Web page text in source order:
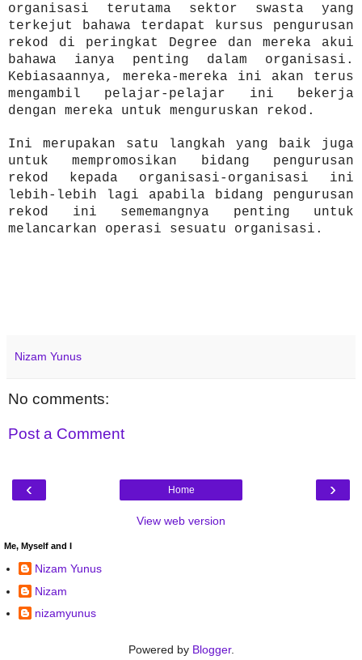
organisasi terutama sektor swasta yang
terkejut bahawa terdapat kursus pengurusan
rekod di peringkat Degree dan mereka akui
bahawa ianya penting dalam organisasi.
Kebiasaannya, mereka-mereka ini akan terus
mengambil pelajar-pelajar ini bekerja
dengan mereka untuk menguruskan rekod.
Ini merupakan satu langkah yang baik juga
untuk mempromosikan bidang pengurusan
rekod kepada organisasi- organisasi ini
lebih- lebih lagi apabila bidang pengurusan
rekod ini sememangnya penting untuk
melancarkan operasi sesuatu organisasi.
Nizam Yunus
No comments:
Post a Comment
‹ ›
Home
View web version
Me, Myself and I
Nizam Yunus
Nizam
nizamyunus
Powered by Blogger.